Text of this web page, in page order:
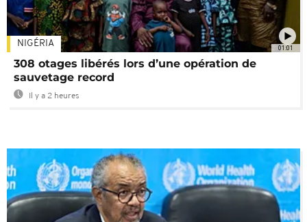
01:01
NIGÉRIA
308 otages libérés lors d’une opération de
sauvetage record
Il y a 2 heures